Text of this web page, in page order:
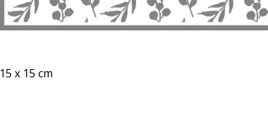
15 x 15 cm